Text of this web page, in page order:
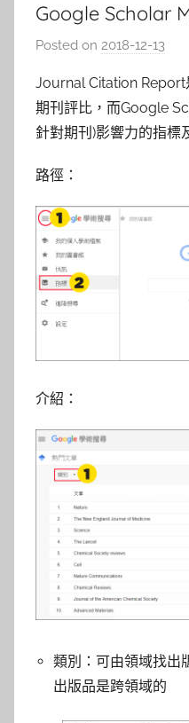
Google Scholar
Posted on 2018-12-13
s
h
a
a
Journal Citation Report
期刊評比，而Google
針對期刊)影響力的指標
路徑：
介紹：
類別：可由領域找出
出版品是跨領域的